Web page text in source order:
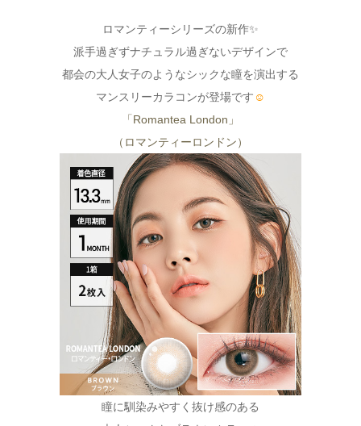
ロマンティーシリーズの新作✨
派手過ぎずナチュラル過ぎないデザインで
都会の大人女子のようなシックな瞳を演出する
マンスリーカラコンが登場です ☺
「Romantea London」
（ロマンティーロンドン）
瞳に馴染みやすく抜け感のある